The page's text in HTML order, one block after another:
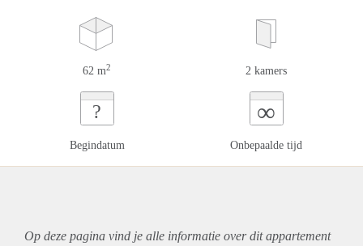
62 m2 2 kamers
?
Begindatum
∞
Onbepaalde tijd
Op deze pagina vind je alle informatie over ditappartement